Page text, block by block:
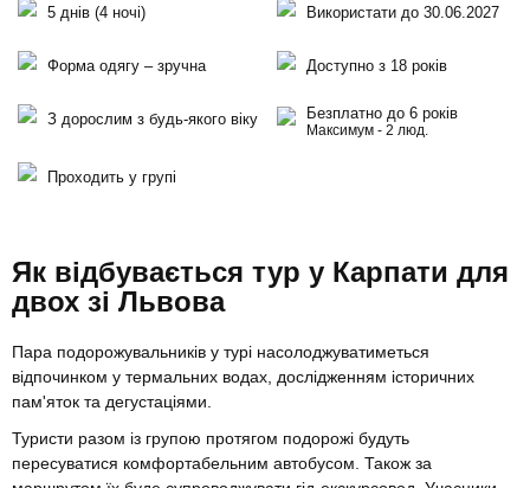
5 днів (4 ночі) Використати до 30.06.2027
Форма одягу – зручна Доступно з 18 років
З дорослим з будь-якого віку Безплатно до 6 років
Максимум - 2 люд.
Проходить у групі
Як відбувається тур у Карпати для
двох зі Львова
Пара подорожувальників у турі насолоджуватиметься
відпочинком у термальних водах, дослідженням історичних
пам'яток та дегустаціями.
Туристи разом із групою протягом подорожі будуть
пересуватися комфортабельним автобусом. Також за